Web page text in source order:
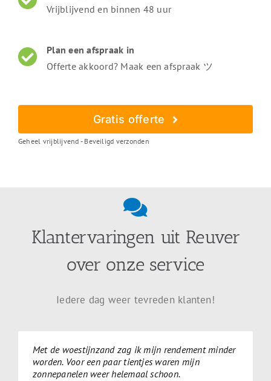
Vrijblijvend en binnen 48 uur
Plan een afspraak in
Offerte akkoord? Maak een afspraak ツ
Gratis offerte
Geheel vrijblijvend - Beveiligd verzonden
Klantervaringen uit Reuver
over onze service
Iedere dag weer tevreden klanten!
Met de woestijnzand zag ik mijn rendement minder
worden. Voor een paar tientjes waren mijn
zonnepanelen weer helemaal schoon.